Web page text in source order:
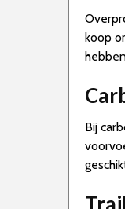
koop
Bij